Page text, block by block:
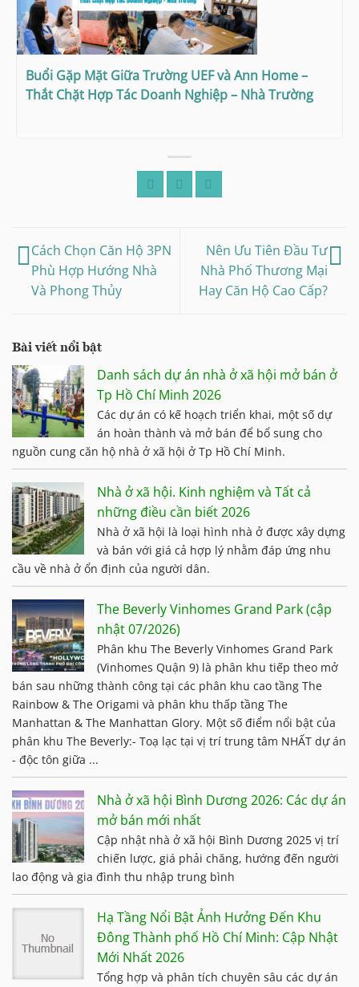
Buổi Gặp Mặt Giữa Trường UEF và Ann Home –
Thắt Chặt Hợp Tác Doanh Nghiệp – Nhà Trường
Cách Chọn Căn Hộ 3PN
Phù Hợp Hướng Nhà
Và Phong Thủy
Nên Ưu Tiên Đầu Tư
Nhà Phố Thương Mại
Hay Căn Hộ Cao Cấp?
Bài viết nổi bật
Danh sách dự án nhà ở xã hội mở bán ở
Tp Hồ Chí Minh 2026
Các dự án có kế hoạch triển khai, một số dự
án hoàn thành và mở bán để bổ sung cho
nguồn cung căn hộ nhà ở xã hội ở Tp Hồ Chí Minh.
Nhà ở xã hội. Kinh nghiệm và Tất cả
những điều cần biết 2026
Nhà ở xã hội là loại hình nhà ở được xây dựng
và bán với giá cả hợp lý nhằm đáp ứng nhu
cầu về nhà ở ổn định của người dân.
The Beverly Vinhomes Grand Park (cập
nhật 07/2026)
Phân khu The Beverly Vinhomes Grand Park
(Vinhomes Quận 9) là phân khu tiếp theo mở
bán sau những thành công tại các phân khu cao tầng The
Rainbow & The Origami và phân khu thấp tầng The
Manhattan & The Manhattan Glory. Một số điểm nổi bật của
phân khu The Beverly:- Toạ lạc tại vị trí trung tâm NHẤT dự án
- độc tôn giữa ...
Nhà ở xã hội Bình Dương 2026: Các dự án
mở bán mới nhất
Cập nhật nhà ở xã hội Bình Dương 2025 vị trí
chiến lược, giá phải chăng, hướng đến người
lao động và gia đình thu nhập trung bình
Hạ Tầng Nổi Bật Ảnh Hưởng Đến Khu
Đông Thành phố Hồ Chí Minh: Cập Nhật
Mới Nhất 2026
Tổng hợp và phân tích chuyên sâu các dự án